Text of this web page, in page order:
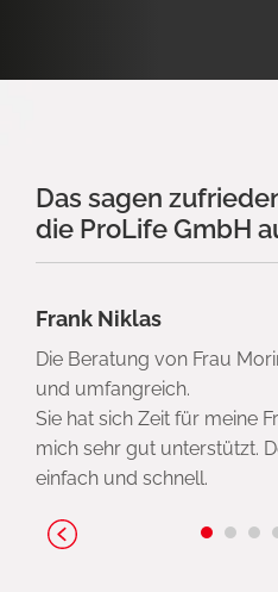
Das sagen
die ProLife GmbH
Frank Niklas
Die Beratung von Frau
und umfangreich.
Sie hat sich Zeit für meine
mich sehr gut unterstützt.
einfach und schnell.